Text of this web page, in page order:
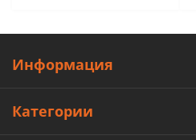
Информация
Категории